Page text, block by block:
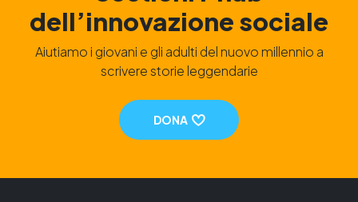
dell’innovazione sociale
Aiutiamo i giovani e gli adulti del nuovo millennio a
scrivere storie leggendarie
DONA